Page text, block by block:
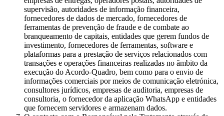
supervisão, autoridades de informação financeira,
fornecedores de dados de mercado, fornecedores de
ferramentas de prevenção de fraude e de combate ao
branqueamento de capitais, entidades que gerem fundos de
investimento, fornecedores de ferramentas, software e
plataformas para a prestação de serviços relacionados com
transações e operações financeiras realizadas no âmbito da
execução do Acordo-Quadro, bem como para o envio de
informações comerciais por meios de comunicação eletrónica,
consultores jurídicos, empresas de auditoria, empresas de
consultoria, o fornecedor da aplicação WhatsApp e entidades
que fornecem servidores e armazenam dados.